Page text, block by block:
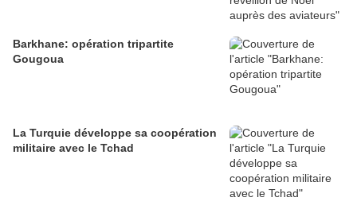
Barkhane: opération tripartite
Gougoua
La Turquie développe sa coopération
militaire avec le Tchad